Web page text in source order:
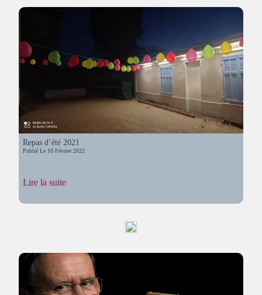
Repas d’été 2021
Publié Le 10 Février 2022
Lire la suite:
d’été